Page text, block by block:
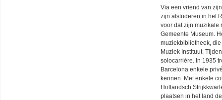
Via een vriend van
zijn afstuderen in het
voor dat zijn muzikale
Gemeente Museum.
muziekbibliotheek,
Muziek Instituut.
solocarrière. In 1935
Barcelona enkele
kennen. Met enkele
Hollandsch
plaatsen in het land